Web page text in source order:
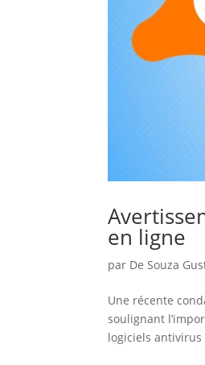
en ligne
par De Souza
Une récente
soulignant
logiciels antivirus